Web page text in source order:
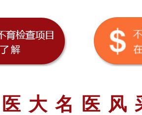
医大名医风